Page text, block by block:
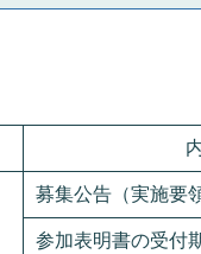
募集公告（実施要
参加表明書の受付